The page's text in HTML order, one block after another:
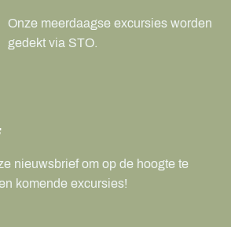
Onze meerdaagse excursies worden
gedekt via STO.
nieuwsbrief om op de hoogte te
komende excursies!